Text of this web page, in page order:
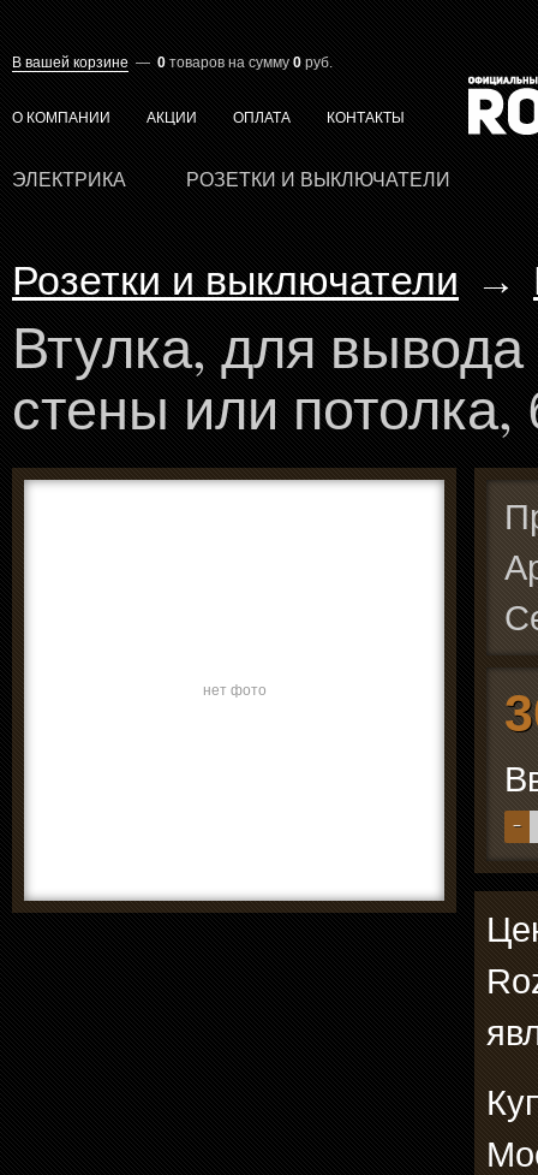
В вашей корзине — 0 товаров на сумму 0 руб.
О КОМПАНИИ АКЦИИ ОПЛАТА КОНТАКТЫ
ЭЛЕКТРИКА РОЗЕТКИ И ВЫКЛЮЧАТЕЛИ
Розетки и выключатели →
Втулка, для вывода
стены или потолка,
нет фото
−